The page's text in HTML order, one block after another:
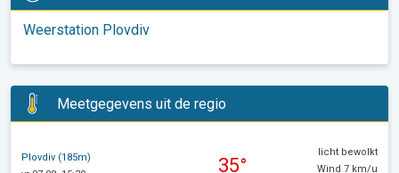
Weerstation Plovdiv
Meetgegevens uit de regio
Plovdiv (185m)
35°
licht bewolkt
Wind 7 km/u